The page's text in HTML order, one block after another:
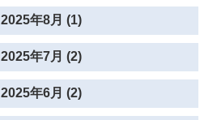
2025年8月 (1)
2025年7月 (2)
2025年6月 (2)